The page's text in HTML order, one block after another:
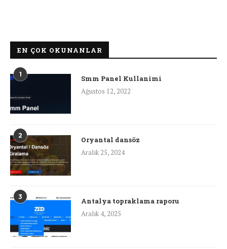
EN ÇOK OKUNANLAR
1
Smm Panel Kullanimi
Ağustos 12, 2022
2
Oryantal dansöz
Aralık 25, 2024
3
Antalya topraklama raporu
Aralık 4, 2025